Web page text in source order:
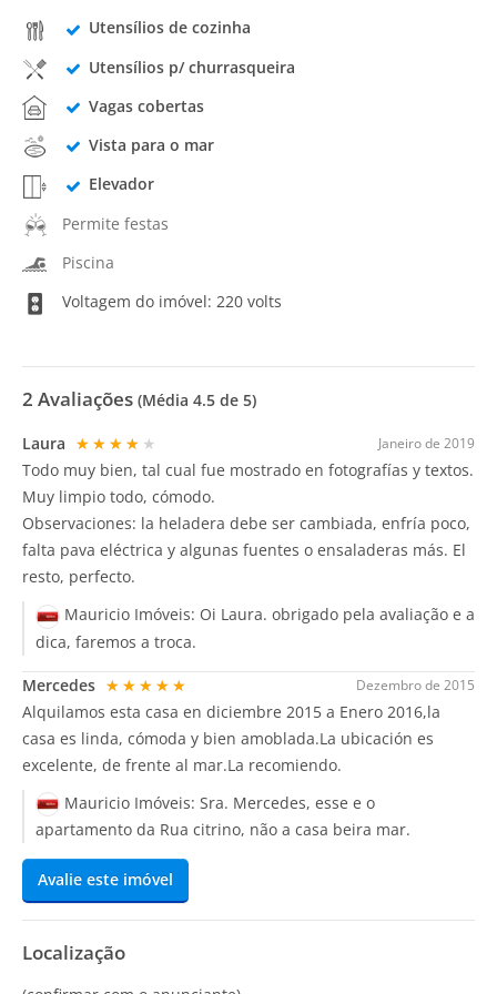
Utensílios de cozinha
Utensílios p/ churrasqueira
Vagas cobertas
Vista para o mar
Elevador
Permite festas
Piscina
Voltagem do imóvel: 220 volts
2 Avaliações (Média 4.5 de 5)
Janeiro de 2019
Laura ★★★★★
Todo muy bien, tal cual fue mostrado en fotografías y textos.
Muy limpio todo, cómodo.
Observaciones: la heladera debe ser cambiada, enfría poco,
falta pava eléctrica y algunas fuentes o ensaladeras más. El
resto, perfecto.
Mauricio Imóveis: Oi Laura. obrigado pela avaliação e a
dica, faremos a troca.
Dezembro de 2015
Mercedes ★★★★★
Alquilamos esta casa en diciembre 2015 a Enero 2016,la
casa es linda, cómoda y bien amoblada.La ubicación es
excelente, de frente al mar.La recomiendo.
Mauricio Imóveis: Sra. Mercedes, esse e o
apartamento da Rua citrino, não a casa beira mar.
Avalie este imóvel
Localização